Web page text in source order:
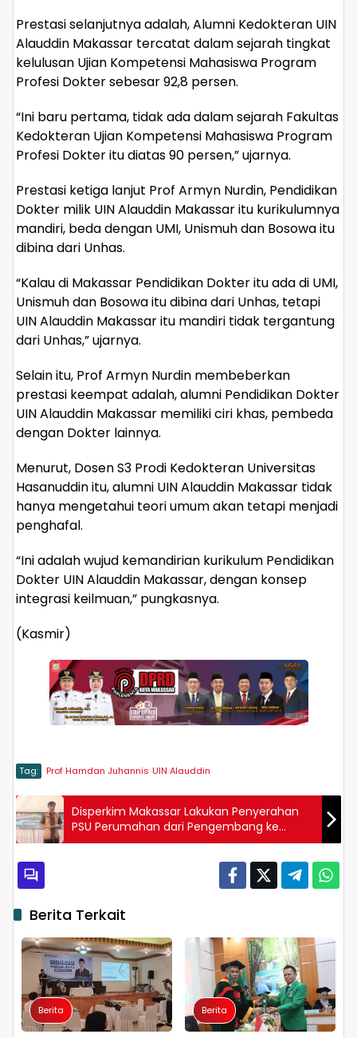
Prestasi selanjutnya adalah, Alumni Kedokteran UIN
Alauddin Makassar tercatat dalam sejarah tingkat
kelulusan Ujian Kompetensi Mahasiswa Program
Profesi Dokter sebesar 92,8 persen.
“Ini baru pertama, tidak ada dalam sejarah Fakultas
Kedokteran Ujian Kompetensi Mahasiswa Program
Profesi Dokter itu diatas 90 persen,” ujarnya.
Prestasi ketiga lanjut Prof Armyn Nurdin, Pendidikan
Dokter milik UIN Alauddin Makassar itu kurikulumnya
mandiri, beda dengan UMI, Unismuh dan Bosowa itu
dibina dari Unhas.
“Kalau di Makassar Pendidikan Dokter itu ada di UMI,
Unismuh dan Bosowa itu dibina dari Unhas, tetapi
UIN Alauddin Makassar itu mandiri tidak tergantung
dari Unhas,” ujarnya.
Selain itu, Prof Armyn Nurdin membeberkan
prestasi keempat adalah, alumni Pendidikan Dokter
UIN Alauddin Makassar memiliki ciri khas, pembeda
dengan Dokter lainnya.
Menurut, Dosen S3 Prodi Kedokteran Universitas
Hasanuddin itu, alumni UIN Alauddin Makassar tidak
hanya mengetahui teori umum akan tetapi menjadi
penghafal.
“Ini adalah wujud kemandirian kurikulum Pendidikan
Dokter UIN Alauddin Makassar, dengan konsep
integrasi keilmuan,” pungkasnya.
(Kasmir)
Tag: Prof Hamdan Juhannis UIN Alauddin
Disperkim Makassar Lakukan Penyerahan
PSU Perumahan dari Pengembang ke
Pemkot
Berita Terkait
Berita Berita